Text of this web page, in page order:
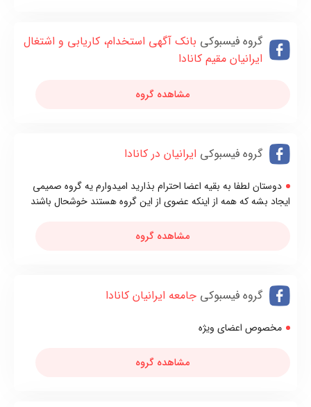
گروه فیسبوکی بانک آگهی استخدام، کاریابی و اشتغال
ایرانیان مقیم کانادا
مشاهده گروه
گروه فیسبوکی ایرانیان در کانادا
دوستان لطفا به بقیه اعضا احترام بذارید امیدوارم یه گروه صمیمی
ایجاد بشه که همه از اینکه عضوی از این گروه هستند خوشحال باشند
مشاهده گروه
گروه فیسبوکی جامعه ایرانیان کانادا
مخصوص اعضای ویژه
مشاهده گروه